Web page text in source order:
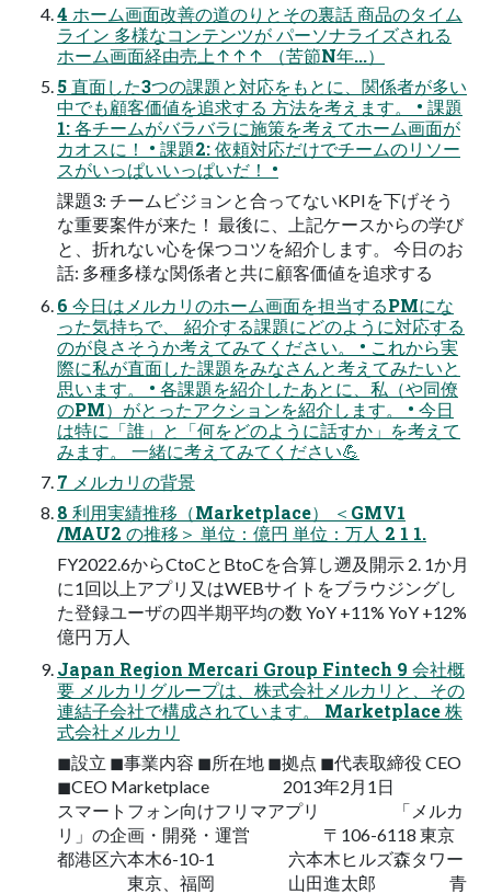
4 ホーム画面改善の道のりとその裏話 商品のタイム
ライン 多様なコンテンツが パーソナライズされる
ホーム画面経由売上↑↑↑ （苦節N年...）
5 直面した3つの課題と対応をもとに、関係者が多い
中でも顧客価値を追求する 方法を考えます。 • 課題
1: 各チームがバラバラに施策を考えてホーム画面が
カオスに！ • 課題2: 依頼対応だけでチームのリソー
スがいっぱいいっぱいだ！ •
課題3: チームビジョンと合ってないKPIを下げそう
な重要案件が来た！ 最後に、上記ケースからの学び
と、折れない心を保つコツを紹介します。 今日のお
話: 多種多様な関係者と共に顧客価値を追求する
6 今日はメルカリのホーム画面を担当するPMにな
った気持ちで、 紹介する課題にどのように対応する
のが良さそうか考えてみてください。 • これから実
際に私が直面した課題をみなさんと考えてみたいと
思います。 • 各課題を紹介したあとに、私（や同僚
のPM）がとったアクションを紹介します。 • 今日
は特に「誰」と「何をどのように話すか」を考えて
みます。 一緒に考えてみてください💪
7 メルカリの背景
8 利用実績推移（Marketplace） ＜GMV1
/MAU2 の推移＞ 単位：億円 単位：万人 2 1 1.
FY2022.6からCtoCとBtoCを合算し遡及開示 2. 1か月
に1回以上アプリ又はWEBサイトをブラウジングし
た登録ユーザの四半期平均の数 YoY +11% YoY +12%
億円 万人
Japan Region Mercari Group Fintech 9 会社概
要 メルカリグループは、株式会社メルカリと、その
連結子会社で構成されています。 Marketplace 株
式会社メルカリ
◼設立 ◼事業内容 ◼所在地 ◼拠点 ◼代表取締役 CEO
◼CEO Marketplace 2013年2月1日
スマートフォン向けフリマアプリ 「メルカ
リ」の企画・開発・運営 〒106-6118 東京
都港区六本木6-10-1 六本木ヒルズ森タワー
東京、福岡 山田進太郎 青